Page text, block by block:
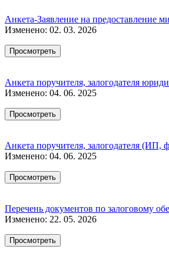
Анкета-Заявление на предоставление
Изменено: 02. 03. 2026
Просмотреть
Анкета поручителя, залогодателя
Изменено: 04. 06. 2025
Просмотреть
Анкета поручителя, залогодателя (ИП,
Изменено: 04. 06. 2025
Просмотреть
Перечень документов по залоговому
Изменено: 22. 05. 2026
Просмотреть